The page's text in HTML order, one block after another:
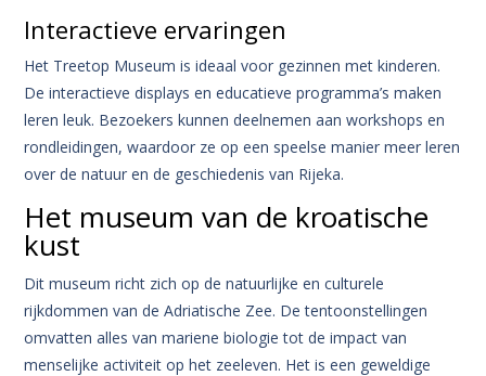
Interactieve ervaringen
Het Treetop Museum is ideaal voor gezinnen met kinderen.
De interactieve displays en educatieve programma’s maken
leren leuk. Bezoekers kunnen deelnemen aan workshops en
rondleidingen, waardoor ze op een speelse manier meer leren
over de natuur en de geschiedenis van Rijeka.
Het museum van de kroatische
kust
Dit museum richt zich op de natuurlijke en culturele
rijkdommen van de Adriatische Zee. De tentoonstellingen
omvatten alles van mariene biologie tot de impact van
menselijke activiteit op het zeeleven. Het is een geweldige